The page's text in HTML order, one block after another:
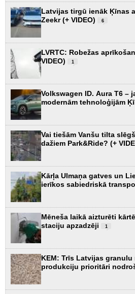
Latvijas tirgū ienāk Ķīnas
Zeekr (+ VIDEO)
6
LVRTC: Robežas
VIDEO)
1
Volkswagen ID. Aura T6 –
modernām tehnoloģijām
Vai tiešām Vanšu tilta
dažiem Park&Ride? (+
Kārļa Ulmaņa gatves un
ierīkos sabiedriskā
Mēneša laikā aizturēti
staciju apzadzēji
1
KEM: Trīs Latvijas
produkciju prioritāri